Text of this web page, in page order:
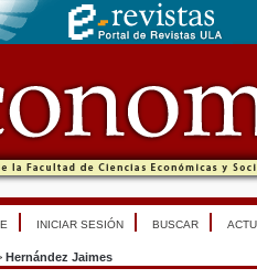
INICIAR SESIÓN BUSCAR
Hernández Jaimes